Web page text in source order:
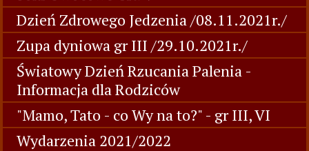
Dzień Zdrowego Jedzenia /08.11.2021r./
Zupa dyniowa gr III /29.10.2021r./
Światowy Dzień Rzucania Palenia -
Informacja dla Rodziców
"Mamo, Tato - co Wy na to?" - gr III, VI
Wydarzenia 2021/2022